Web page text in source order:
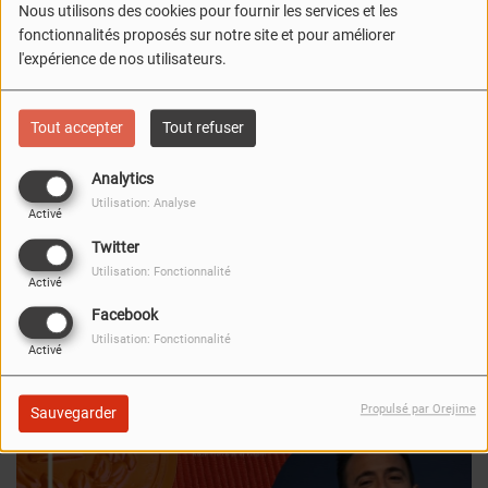
Nous utilisons des cookies pour fournir les services et les
fonctionnalités proposés sur notre site et pour améliorer
l'expérience de nos utilisateurs.
Tout accepter Tout refuser
Analytics
Activé
Utilisation: Analyse
Twitter
Activé
Utilisation: Fonctionnalité
Facebook
Activé
Utilisation: Fonctionnalité
Sauvegarder Propulsé par Orejime
entrepreneur militant
et conférencier